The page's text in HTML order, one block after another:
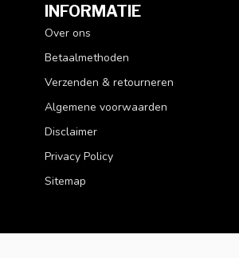
INFORMATIE
Over ons
Betaalmethoden
Verzenden & retourneren
Algemene voorwaarden
Disclaimer
Privacy Policy
Sitemap